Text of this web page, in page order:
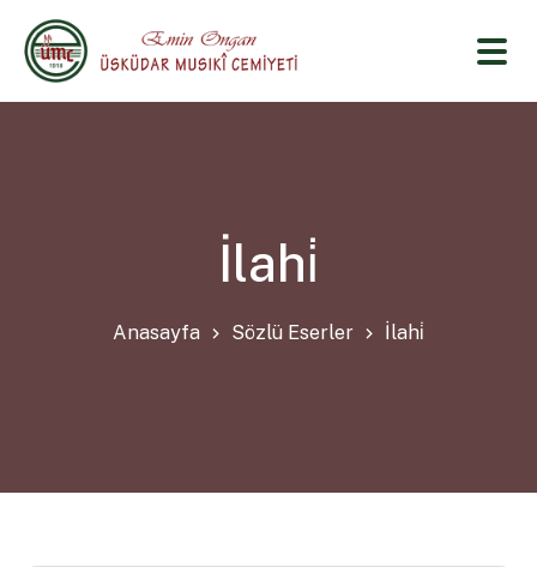
İlahi̇
Anasayfa Sözlü Eserler İlahi̇